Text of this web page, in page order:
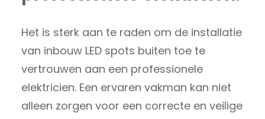
Het is sterk aan te raden om de installatie
van inbouw LED spots buiten toe te
vertrouwen aan een professionele
elektricien. Een ervaren vakman kan niet
alleen zorgen voor een correcte en veilige